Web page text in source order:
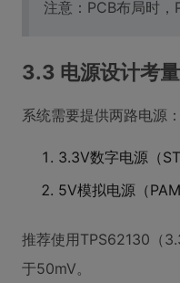
注意：PCB布局时，
3.3 电源设计考量
系统需要提供两路电源：
3.3V数字电源（
5V模拟电源（
推荐使用TPS62130（
于50mV。